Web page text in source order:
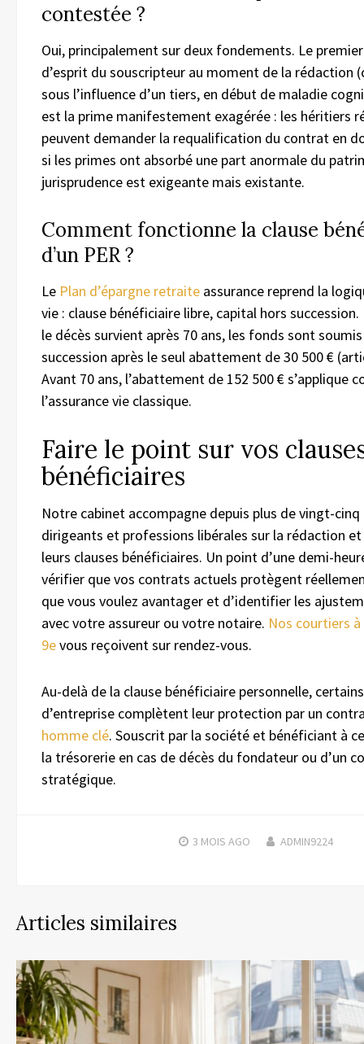
contestée ?
Oui, principalement sur deux fondements. Le
d’esprit du souscripteur au moment de la rédaction
sous l’influence d’un tiers, en début de maladie
est la prime manifestement exagérée : les héritiers
peuvent demander la requalification du contrat en
si les primes ont absorbé une part anormale du
jurisprudence est exigeante mais existante.
Comment fonctionne la clause
d’un PER ?
Le Plan d’épargne retraite assurance reprend la
vie : clause bénéficiaire libre, capital hors
le décès survient après 70 ans, les fonds sont
succession après le seul abattement de 30 500 €
Avant 70 ans, l’abattement de 152 500 € s’applique
l’assurance vie classique.
Faire le point sur vos
bénéficiaires
Notre cabinet accompagne depuis plus de vingt-
dirigeants et professions libérales sur la rédaction
leurs clauses bénéficiaires. Un point d’une demi-
vérifier que vos contrats actuels protègent
que vous voulez avantager et d’identifier les
avec votre assureur ou votre notaire. Nos courtiers
9evous reçoivent sur rendez-vous.
Au-delà de la clause bénéficiaire personnelle,
d’entreprise complètent leur protection par un
homme clé. Souscrit par la société et bénéficiant à
la trésorerie en cas de décès du fondateur ou d’un
stratégique.
3 MOIS AGO ADMIN9224
Articles similaires